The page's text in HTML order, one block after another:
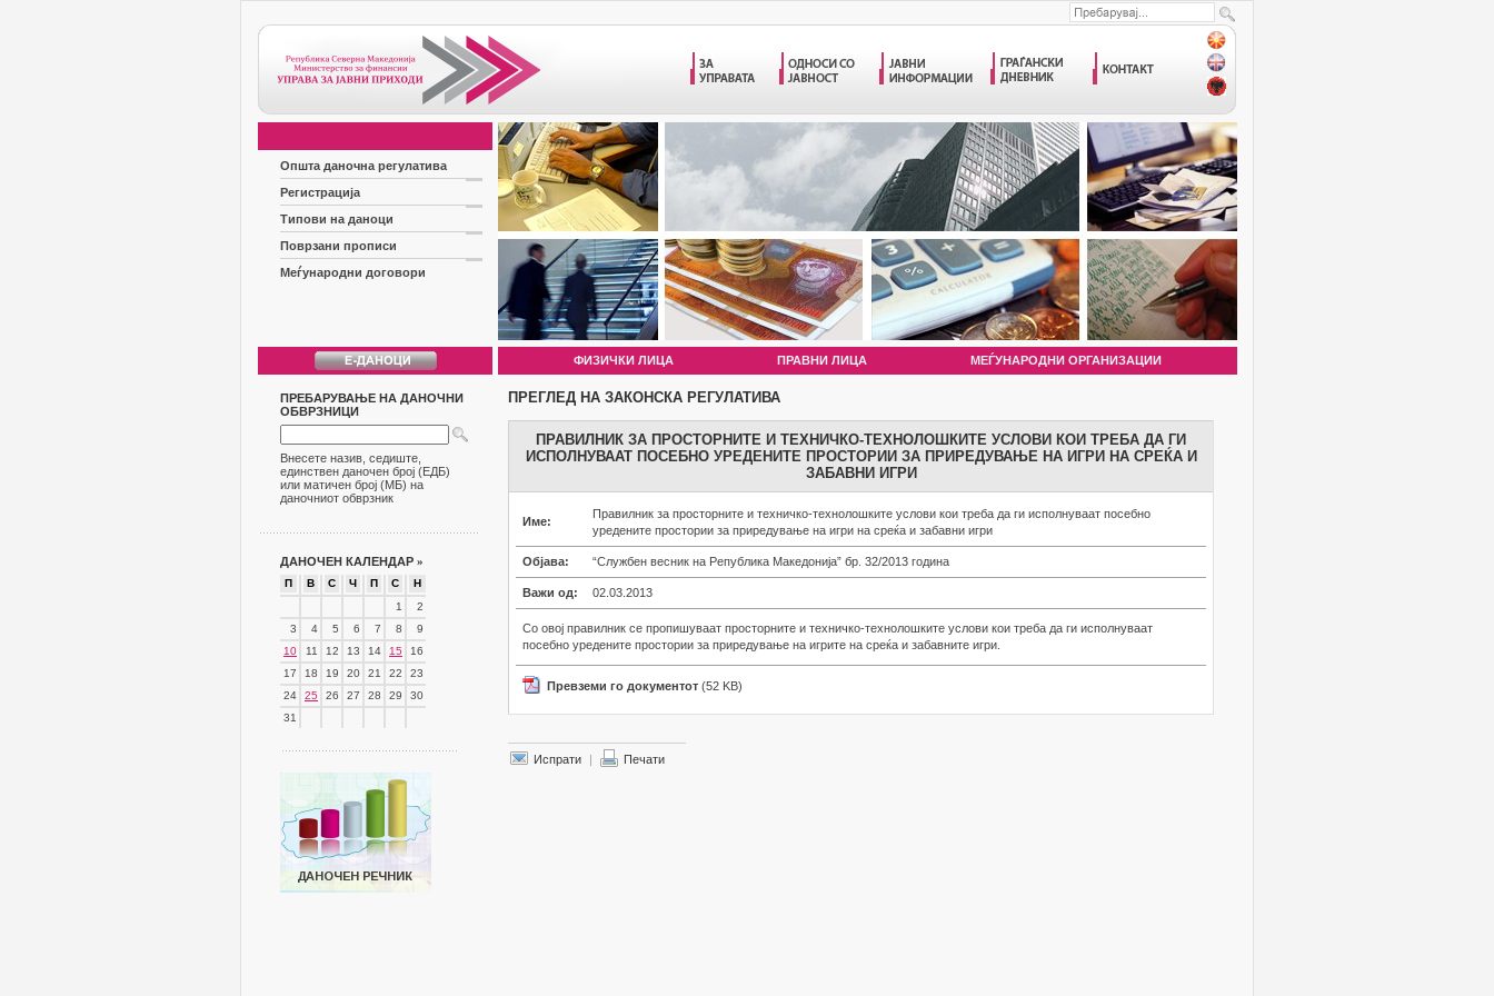
Општа даночна регулатива
Регистрација
Типови на даноци
Поврзани прописи
Меѓународни договори
ФИЗИЧКИ ЛИЦА ПРАВНИ ЛИЦА МЕЃУНАРОДНИ ОРГАНИЗАЦИИ
ПРЕБАРУВАЊЕ НА ДАНОЧНИ
ОБВРЗНИЦИ
Внесете назив, седиште,
единствен даночен број (ЕДБ)
или матичен број (МБ) на
даночниот обврзник
ДАНОЧЕН КАЛЕНДАР »
П В С Ч П С
Н
1
2
3
4 5 6 7 8
9
10
11 12 13 14 15
16
17
18 19 20 21 22
23
24
25 26 27 28 29
30
31
ПРЕГЛЕД НА ЗАКОНСКА РЕГУЛАТИВА
ПРАВИЛНИК ЗА ПРОСТОРНИТЕ И ТЕХНИЧКО-ТЕХНОЛОШКИТЕ УСЛОВИ КОИ ТРЕБА ДА ГИ
ИСПОЛНУВААТ ПОСЕБНО УРЕДЕНИТЕ ПРОСТОРИИ ЗА ПРИРЕДУВАЊЕ НА ИГРИ НА СРЕЌА И
ЗАБАВНИ ИГРИ
Име:
Правилник за просторните и техничко-технолошките услови кои треба да ги исполнуваат посебно
уредените простории за приредување на игри на среќа и забавни игри
Објава: “Службен весник на Република Македонија” бр. 32/2013 година
Важи од: 02.03.2013
Со овој правилник се пропишуваат просторните и техничко-технолошките услови кои треба да ги исполнуваат
посебно уредените простории за приредување на игрите на среќа и забавните игри.
Превземи го документот (52 KB)
Испрати | Печати